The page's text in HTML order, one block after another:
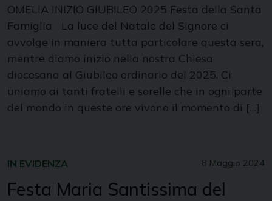
OMELIA INIZIO GIUBILEO 2025 Festa della Santa
Famiglia La luce del Natale del Signore ci
avvolge in maniera tutta particolare questa sera,
mentre diamo inizio nella nostra Chiesa
diocesana al Giubileo ordinario del 2025. Ci
uniamo ai tanti fratelli e sorelle che in ogni parte
del mondo in queste ore vivono il momento di […]
8 Maggio 2024
IN EVIDENZA
Festa Maria Santissima del